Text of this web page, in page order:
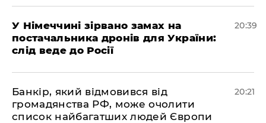
​У Німеччині зірвано замах на
постачальника дронів для України:
слід веде до Росії
20:39
​Банкір, який відмовився від
громадянства РФ, може очолити
список найбагатших людей Європи
20:21